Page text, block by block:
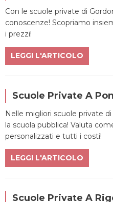
Con le scuole private di
conoscenze! Scopriamo
i prezzi!
LEGGI L'ARTICOLO
Scuole Private A
Nelle migliori scuole private
la scuola pubblica! Valuta
personalizzati e tutti i costi!
LEGGI L'ARTICOLO
Scuole Private A